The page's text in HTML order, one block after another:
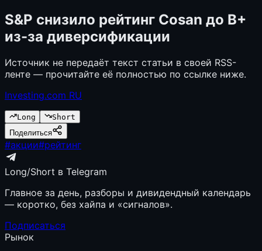
S&P снизило рейтинг Cosan до B+
из-за диверсификации
Источник не передаёт текст статьи в своей RSS-
ленте — прочитайте её полностью по ссылке ниже.
Investing.com RU
Long
Short
Поделиться
#акции#рейтинг
Long/Short в Telegram
Главное за день, разборы и дивидендный календарь
— коротко, без хайпа и «сигналов».
Подписаться
Рынок